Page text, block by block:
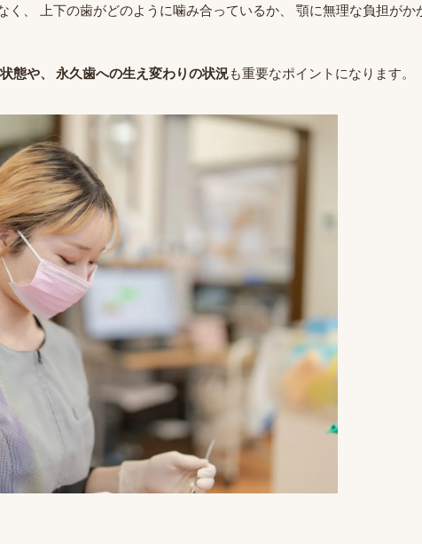
く、 上下の歯がどのように噛み合っているか、 顎に無理な負担が
態や、 永久歯への生え変わりの状況も重要なポイントになります。